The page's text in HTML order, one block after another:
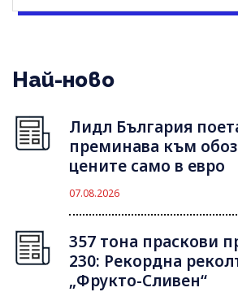
Най-ново
Лидл България
преминава към
цените само в евро
07.08.2026
357 тона праскови
230: Рекордна
„Фрукто-Сливен“